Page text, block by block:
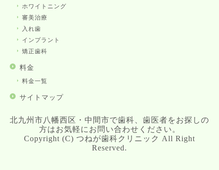
ホワイトニング
審美治療
入れ歯
インプラント
矯正歯科
料金
料金一覧
サイトマップ
北九州市八幡西区・中間市で歯科、歯医者をお探しの
方はお気軽にお問い合わせください。
Copyright (C) つねが歯科クリニック All Right
Reserved.